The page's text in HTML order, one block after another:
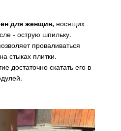
для женщин, носящих
- острую шпильку.
проваливаться
стыках плитки.
достаточно скатать его в